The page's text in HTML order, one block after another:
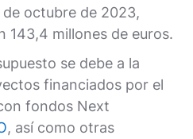
octubre de 2023,
143,4 millones de euros.
se debe a la
financiados por el
fondos Next
, así como otras